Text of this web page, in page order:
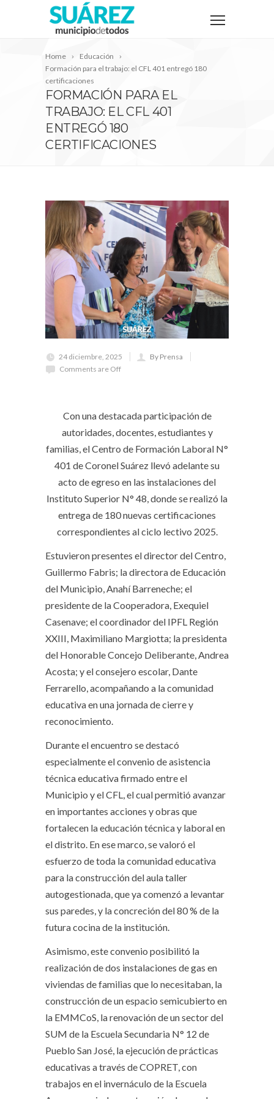
Home
Educación
Formación para el trabajo: el CFL 401 entregó 180
certificaciones
FORMACIÓN PARA EL
TRABAJO: EL CFL 401
ENTREGÓ 180
CERTIFICACIONES
24 diciembre, 2025
By Prensa
Comments are Off
Con una destacada participación de
autoridades, docentes, estudiantes y
familias, el Centro de Formación Laboral N°
401 de Coronel Suárez llevó adelante su
acto de egreso en las instalaciones del
Instituto Superior N° 48, donde se realizó la
entrega de 180 nuevas certificaciones
correspondientes al ciclo lectivo 2025.
Estuvieron presentes el director del Centro,
Guillermo Fabris; la directora de Educación
del Municipio, Anahí Barreneche; el
presidente de la Cooperadora, Exequiel
Casenave; el coordinador del IPFL Región
XXIII, Maximiliano Margiotta; la presidenta
del Honorable Concejo Deliberante, Andrea
Acosta; y el consejero escolar, Dante
Ferrarello, acompañando a la comunidad
educativa en una jornada de cierre y
reconocimiento.
Durante el encuentro se destacó
especialmente el convenio de asistencia
técnica educativa firmado entre el
Municipio y el CFL, el cual permitió avanzar
en importantes acciones y obras que
fortalecen la educación técnica y laboral en
el distrito. En ese marco, se valoró el
esfuerzo de toda la comunidad educativa
para la construcción del aula taller
autogestionada, que ya comenzó a levantar
sus paredes, y la concreción del 80 % de la
futura cocina de la institución.
Asimismo, este convenio posibilitó la
realización de dos instalaciones de gas en
viviendas de familias que lo necesitaban, la
construcción de un espacio semicubierto en
la EMMCoS, la renovación de un sector del
SUM de la Escuela Secundaria N° 12 de
Pueblo San José, la ejecución de prácticas
educativas a través de COPRET, con
trabajos en el invernáculo de la Escuela